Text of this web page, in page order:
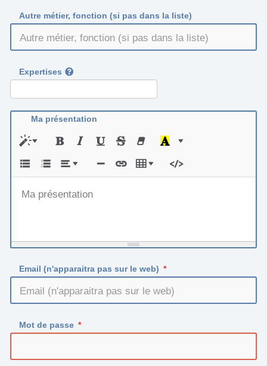
Université de Technologie de Compiègne -
UTC
cb -
Autre métier, fonction (si pas dans la liste)
Expertises
Ma présentation
Ma présentation
Email (n'apparaitra pas sur le web)
Mot de passe